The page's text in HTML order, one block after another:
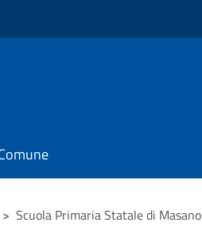
> Scuola Primaria Statale di Masano